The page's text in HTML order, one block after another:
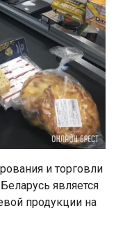
и торговли
является
продукции на